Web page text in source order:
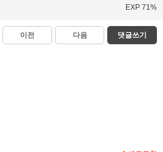
EXP 71%
이전 다음 댓글쓰기